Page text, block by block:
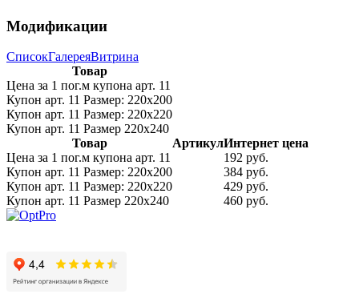
Модификации
СписокГалереяВитрина
Товар
Цена за 1 пог.м купона арт. 11
Купон арт. 11 Размер: 220х200
Купон арт. 11 Размер: 220х220
Купон арт. 11 Размер 220х240
Товар
АртикулИнтернет цена
Цена за 1 пог.м купона арт. 11
192 руб.
Купон арт. 11 Размер: 220х200
384 руб.
Купон арт. 11 Размер: 220х220
429 руб.
Купон арт. 11 Размер 220х240
460 руб.